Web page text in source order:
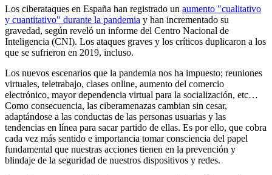
Los ciberataques en España han registrado un aumento "cualitativo
y cuantitativo" durante la pandemia y han incrementado su
gravedad, según reveló un informe del Centro Nacional de
Inteligencia (CNI). Los ataques graves y los críticos duplicaron a los
que se sufrieron en 2019, incluso.
Los nuevos escenarios que la pandemia nos ha impuesto; reuniones
virtuales, teletrabajo, clases online, aumento del comercio
electrónico, mayor dependencia virtual para la socialización, etc…
Como consecuencia, las ciberamenazas cambian sin cesar,
adaptándose a las conductas de las personas usuarias y las
tendencias en línea para sacar partido de ellas. Es por ello, que cobra
cada vez más sentido e importancia tomar consciencia del papel
fundamental que nuestras acciones tienen en la prevención y
blindaje de la seguridad de nuestros dispositivos y redes.